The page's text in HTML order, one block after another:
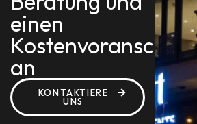
einen
Kostenvoranschlag
an
KONTAKTIERE
UNS